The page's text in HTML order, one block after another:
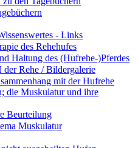
- Links
des Rehehufes
Haltung des (Hufrehe-)Pferdes
Rehe / Bildergalerie
mit der Hufrehe
die Muskulatur und ihre
Beurteilung
Muskulatur